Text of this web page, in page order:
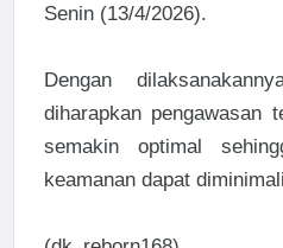
Senin (13/4/2026).
Dengan
diharapkan pengawasan
semakin optimal
keamanan dapat